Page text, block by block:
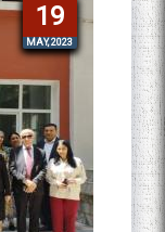
19
19
MAY, 2023